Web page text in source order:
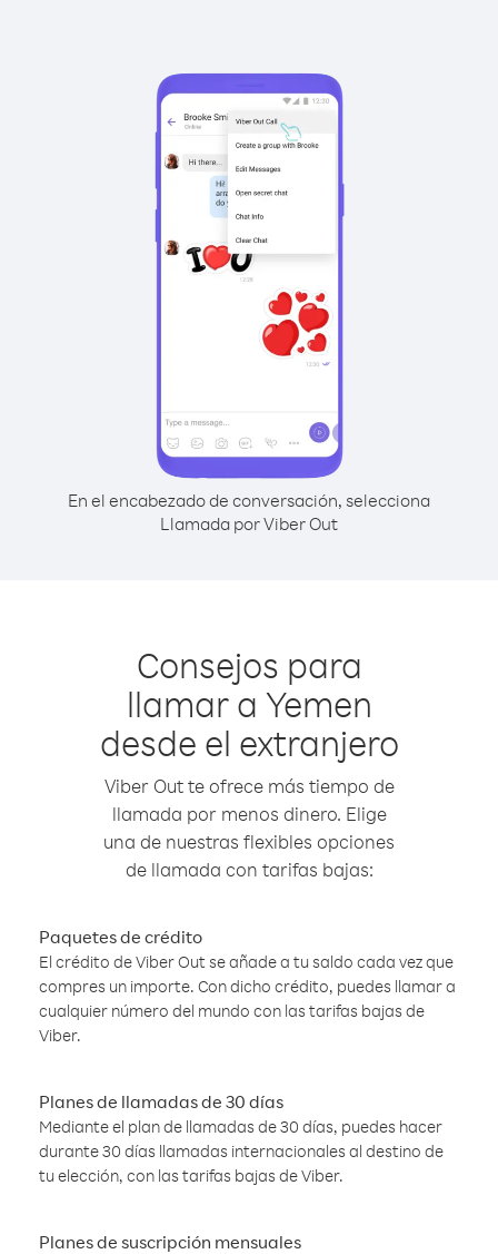
En el encabezado de conversación, selecciona
Llamada por Viber Out
Consejos para
llamar a Yemen
desde el extranjero
Viber Out te ofrece más tiempo de
llamada por menos dinero. Elige
una de nuestras flexibles opciones
de llamada con tarifas bajas:
Paquetes de crédito
El crédito de Viber Out se añade a tu saldo cada vez que
compres un importe. Con dicho crédito, puedes llamar a
cualquier número del mundo con las tarifas bajas de
Viber.
Planes de llamadas de 30 días
Mediante el plan de llamadas de 30 días, puedes hacer
durante 30 días llamadas internacionales al destino de
tu elección, con las tarifas bajas de Viber.
Planes de suscripción mensuales